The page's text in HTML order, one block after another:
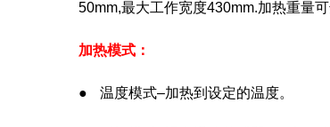
50mm,最大工作宽度430mm.加热重量可
加热模式：
● 温度模式–加热到设定的温度。